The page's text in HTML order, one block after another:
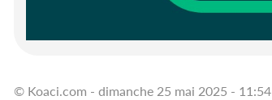
© Koaci.com - dimanche 25 mai 2025 - 11:54